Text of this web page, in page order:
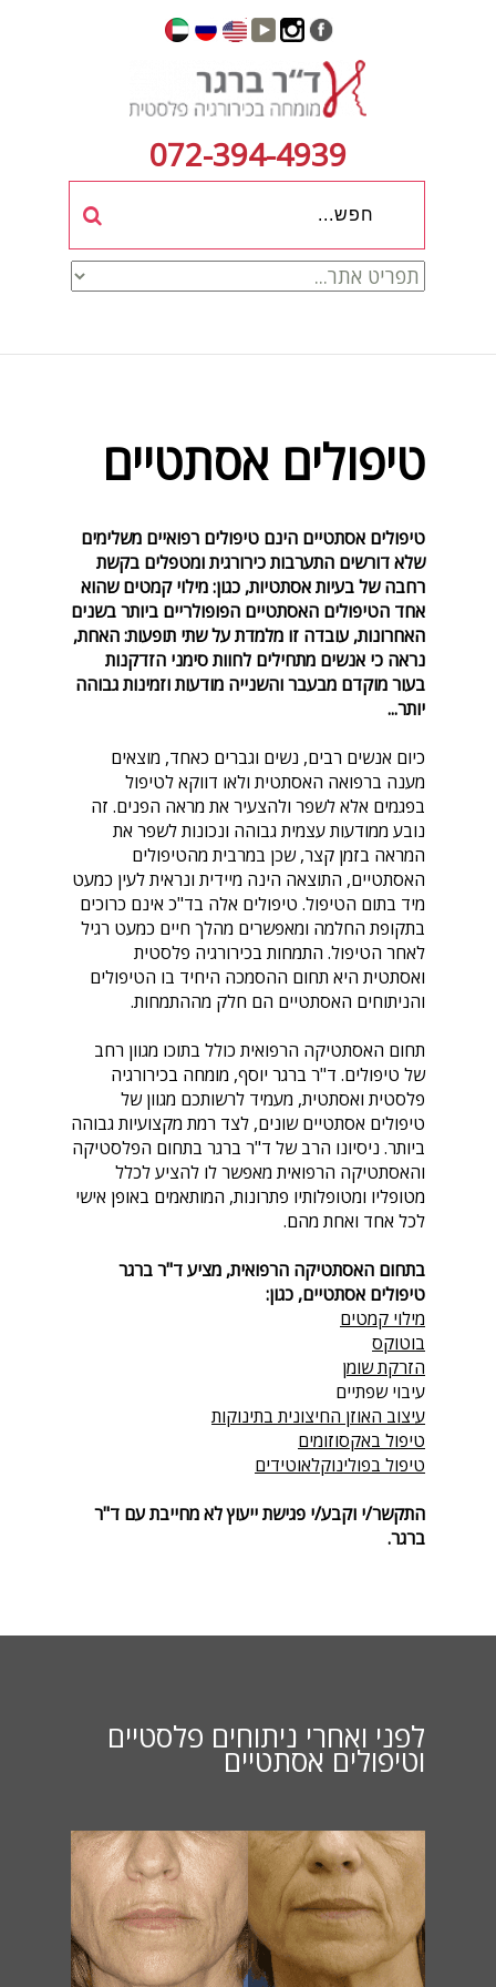
072-394-4939
טיפולים אסתטיים
טיפולים אסתטיים הינם טיפולים רפואיים משלימים
שלא דורשים התערבות כירורגית ומטפלים בקשת
רחבה של בעיות אסתטיות, כגון: מילוי קמטים שהוא
אחד הטיפולים האסתטיים הפופולריים ביותר בשנים
האחרונות, עובדה זו מלמדת על שתי תופעות: האחת,
נראה כי אנשים מתחילים לחוות סימני הזדקנות
בעור מוקדם מבעבר והשנייה מודעות וזמינות גבוהה
יותר...
כיום אנשים רבים, נשים וגברים כאחד, מוצאים
מענה ברפואה האסתטית ולאו דווקא לטיפול
בפגמים אלא לשפר ולהצעיר את מראה הפנים. זה
נובע ממודעות עצמית גבוהה ונכונות לשפר את
המראה בזמן קצר, שכן במרבית מהטיפולים
האסתטיים, התוצאה הינה מיידית ונראית לעין כמעט
מיד בתום הטיפול. טיפולים אלה בד"כ אינם כרוכים
בתקופת החלמה ומאפשרים מהלך חיים כמעט רגיל
לאחר הטיפול. התמחות בכירורגיה פלסטית
ואסתטית היא תחום ההסמכה היחיד בו הטיפולים
והניתוחים האסתטיים הם חלק מההתמחות.
תחום האסתטיקה הרפואית כולל בתוכו מגוון רחב
של טיפולים. ד"ר ברגר יוסף, מומחה בכירורגיה
פלסטית ואסתטית, מעמיד לרשותכם מגוון של
טיפולים אסתטיים שונים, לצד רמת מקצועיות גבוהה
ביותר. ניסיונו הרב של ד"ר ברגר בתחום הפלסטיקה
והאסתטיקה הרפואית מאפשר לו להציע לכלל
מטופליו ומטופלותיו פתרונות, המותאמים באופן אישי
לכל אחד ואחת מהם.
בתחום האסתטיקה הרפואית, מציע ד"ר ברגר
טיפולים אסתטיים, כגון:
מילוי קמטים
בוטוקס
הזרקת שומן
עיבוי שפתיים
עיצוב האוזן החיצונית בתינוקות
טיפול באקסוזומים
טיפול בפולינוקלאוטידים
התקשר/י וקבע/י פגישת ייעוץ לא מחייבת עם ד"ר
ברגר.
לפני ואחרי ניתוחים פלסטיים
וטיפולים אסתטיים